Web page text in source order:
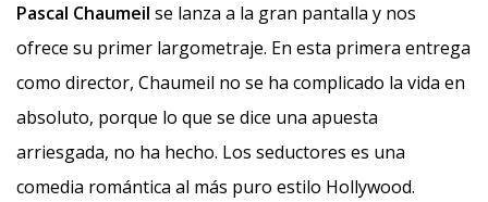
Pascal Chaumeil se lanza a la gran pantalla y nos
ofrece su primer largometraje. En esta primera entrega
como director, Chaumeil no se ha complicado la vida en
absoluto, porque lo que se dice una apuesta
arriesgada, no ha hecho. Los seductores es una
comedia romántica al más puro estilo Hollywood.